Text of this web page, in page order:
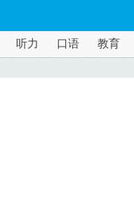
听力 口语 教育